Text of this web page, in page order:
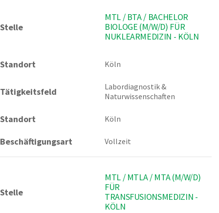
Stelle
MTL / BTA / BACHELOR
BIOLOGE (M/W/D) FÜR
NUKLEARMEDIZIN - KÖLN
Standort Köln
Tätigkeitsfeld
Labordiagnostik &
Naturwissenschaften
Standort Köln
Beschäftigungsart Vollzeit
Stelle
MTL / MTLA / MTA (M/W/D)
FÜR
TRANSFUSIONSMEDIZIN -
KÖLN